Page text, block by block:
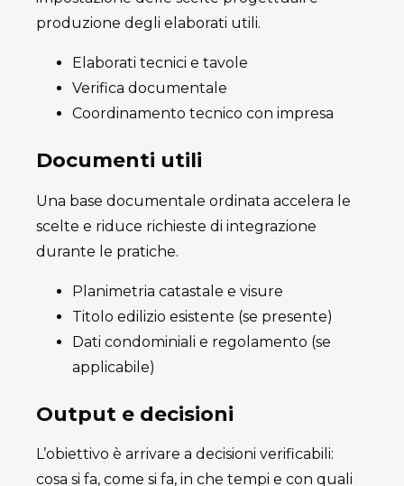
produzione degli elaborati utili.
Elaborati tecnici e tavole
Verifica documentale
Coordinamento tecnico con impresa
Documenti utili
Una base documentale ordinata accelera le
scelte e riduce richieste di integrazione
durante le pratiche.
Planimetria catastale e visure
Titolo edilizio esistente (se presente)
Dati condominiali e regolamento (se
applicabile)
Output e decisioni
L’obiettivo è arrivare a decisioni verificabili:
cosa si fa, come si fa, in che tempi e con quali